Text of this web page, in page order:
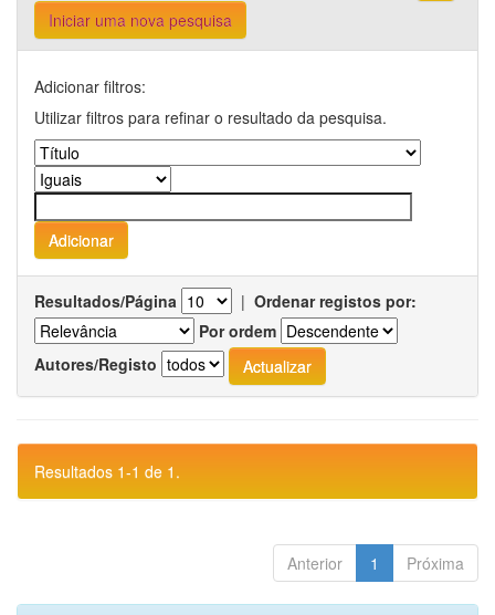
Iniciar uma nova pesquisa
Adicionar filtros:
Utilizar filtros para refinar o resultado da pesquisa.
Resultados/Página | Ordenar registos por:
Por ordem
Autores/Registo
Resultados 1-1 de 1.
Anterior 1 Próxima